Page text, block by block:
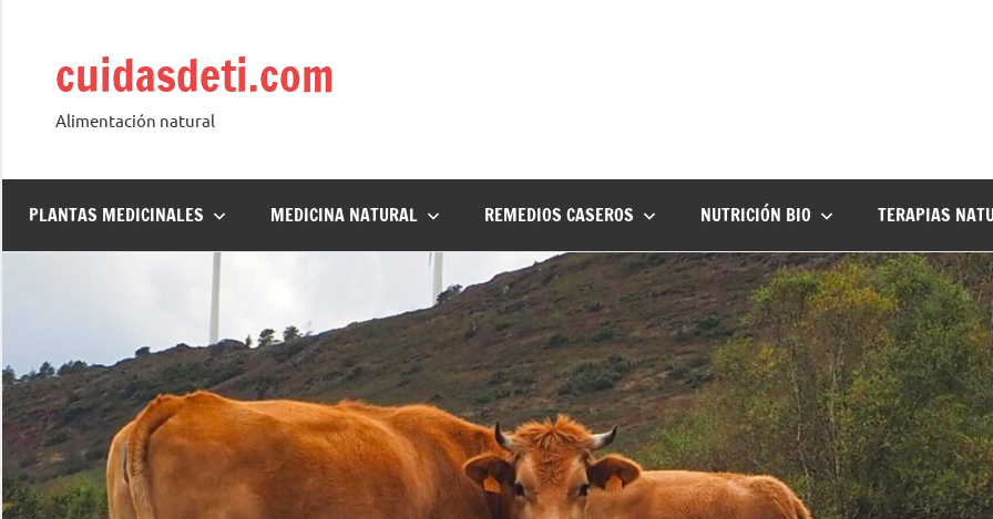
contenidocuidasdeti.com
Alimentación natural
PLANTAS MEDICINALES MEDICINA NATURAL REMEDIOS CASEROS NUTRICIÓN BIO TERAPIAS